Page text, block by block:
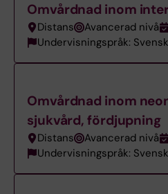
Omvårdnad inom
Distans Avancerad nivå
Undervisningspråk:
Omvårdnad inom
sjukvård, fördjupning
Distans Avancerad nivå
Undervisningspråk: